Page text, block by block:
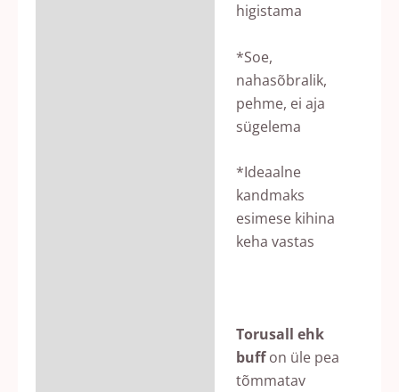
higistama
*Soe,
nahasõbralik,
pehme, ei aja
sügelema
*Ideaalne
kandmaks
esimese kihina
keha vastas
Torusall ehk
buffon üle pea
tõmmatav